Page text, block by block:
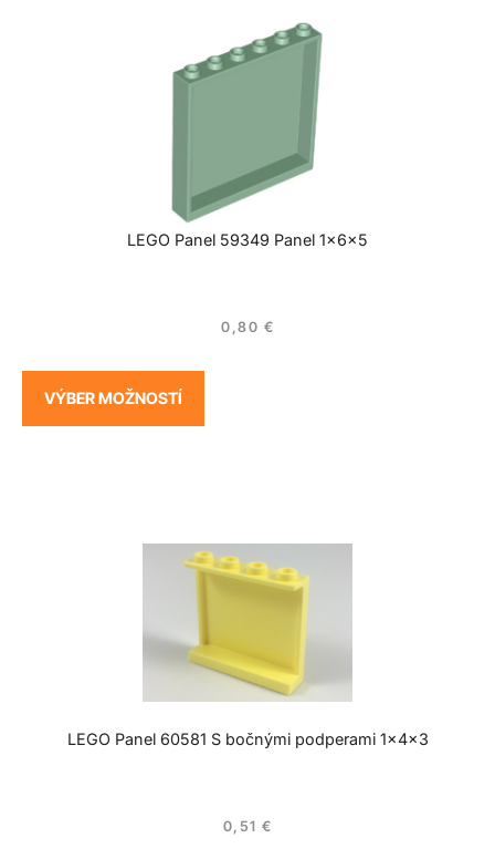
LEGO Panel 59349 Panel 1x6x5
0,80 €
VÝBER MOŽNOSTÍ
LEGO Panel 60581 S bočnými podperami 1x4x3
0,51 €